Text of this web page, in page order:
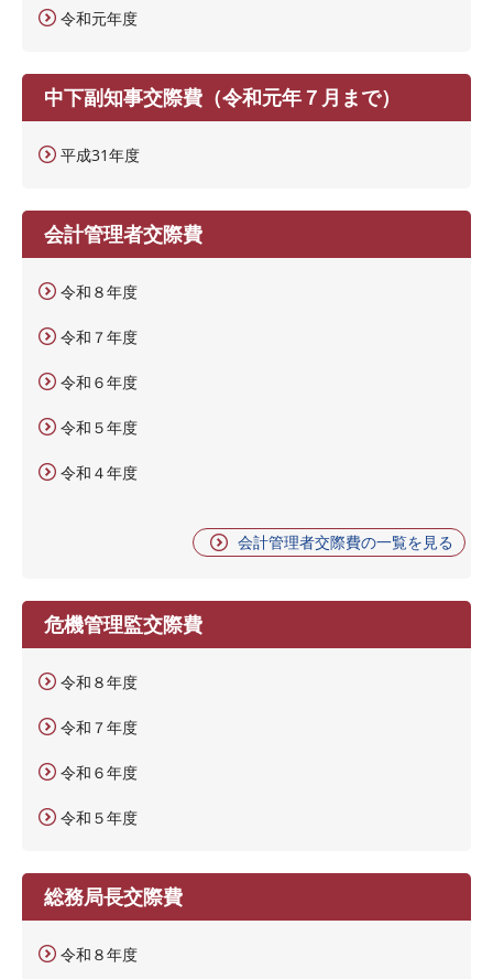
令和元年度
中下副知事交際費（令和元年７月まで）
平成31年度
会計管理者交際費
令和８年度
令和７年度
令和６年度
令和５年度
令和４年度
会計管理者交際費の一覧を見る
危機管理監交際費
令和８年度
令和７年度
令和６年度
令和５年度
総務局長交際費
令和８年度